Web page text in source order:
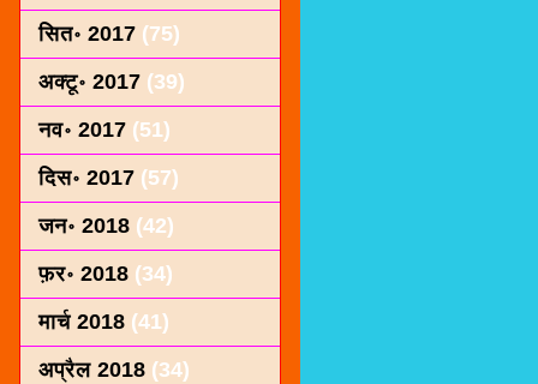
सित॰ 2017 (75)
अक्टू॰ 2017 (39)
नव॰ 2017 (51)
दिस॰ 2017 (57)
जन॰ 2018 (42)
फ़र॰ 2018 (34)
मार्च 2018 (41)
अप्रैल 2018 (34)